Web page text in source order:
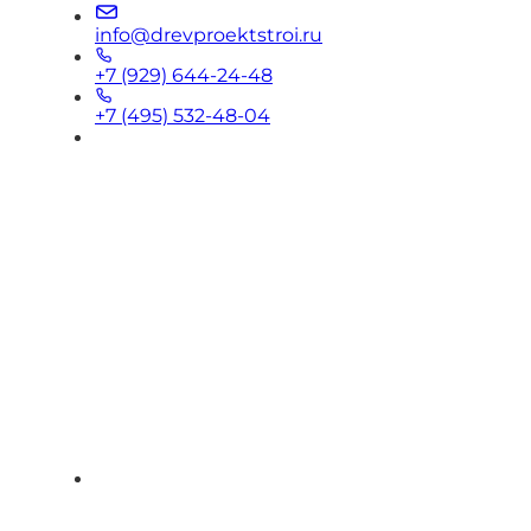
info@drevproektstroi.ru
+7 (929) 644-24-48
+7 (495) 532-48-04